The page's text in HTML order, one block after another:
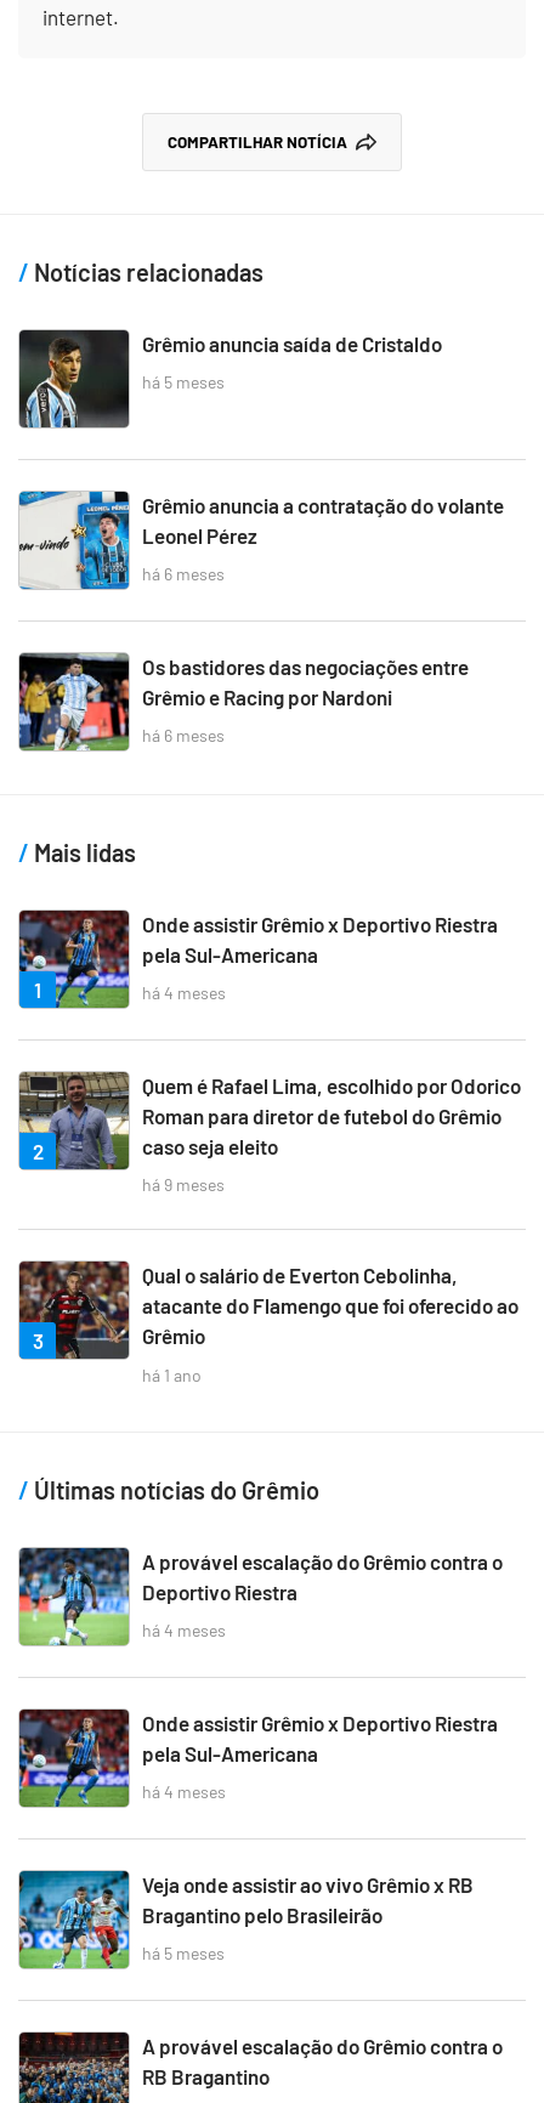
internet.
COMPARTILHAR NOTÍCIA
Notícias relacionadas
Grêmio anuncia saída de Cristaldo
há 5 meses
Grêmio anuncia a contratação do volante
Leonel Pérez
há 6 meses
Os bastidores das negociações entre
Grêmio e Racing por Nardoni
há 6 meses
Mais lidas
1
Onde assistir Grêmio x Deportivo Riestra
pela Sul-Americana
há 4 meses
2
Quem é Rafael Lima, escolhido por Odorico
Roman para diretor de futebol do Grêmio
caso seja eleito
há 9 meses
3
Qual o salário de Everton Cebolinha,
atacante do Flamengo que foi oferecido ao
Grêmio
há 1 ano
Últimas notícias do Grêmio
A provável escalação do Grêmio contra o
Deportivo Riestra
há 4 meses
Onde assistir Grêmio x Deportivo Riestra
pela Sul-Americana
há 4 meses
Veja onde assistir ao vivo Grêmio x RB
Bragantino pelo Brasileirão
há 5 meses
A provável escalação do Grêmio contra o
RB Bragantino